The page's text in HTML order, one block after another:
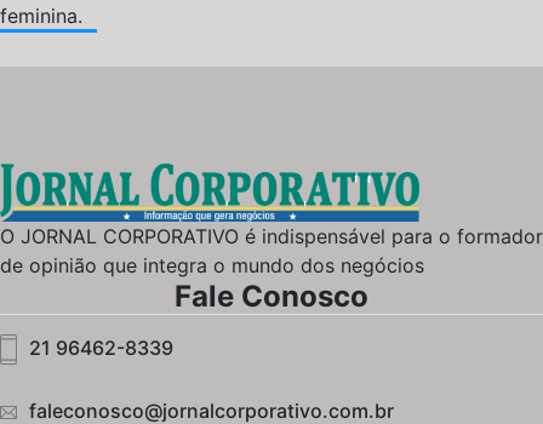
feminina.
O JORNAL CORPORATIVO é indispensável para o formador
de opinião que integra o mundo dos negócios
Fale Conosco
21 96462-8339
faleconosco@jornalcorporativo.com.br